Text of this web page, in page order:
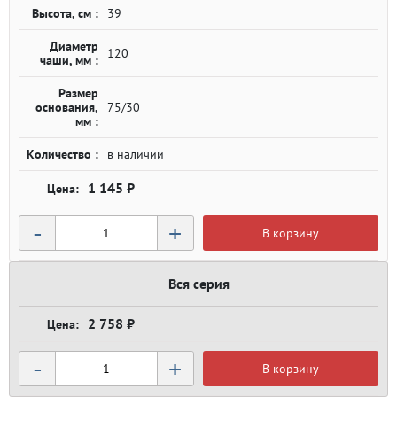
Высота, см : 39
Диаметр
чаши, мм :
120
Размер
основания,
мм :
75/30
Количество : в наличии
1 145 ₽
- + В корзину
Вся серия
2 758 ₽
- + В корзину